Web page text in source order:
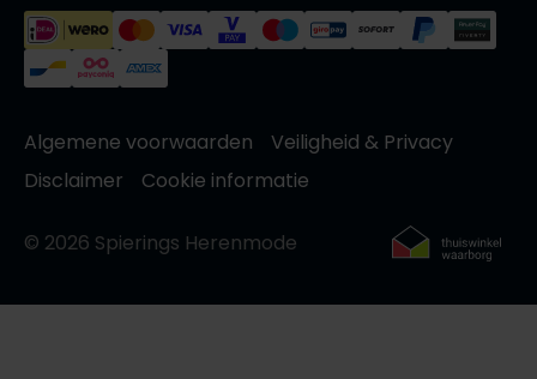
Algemene voorwaarden
Veiligheid & Privacy
Disclaimer
Cookie informatie
© 2026 Spierings Herenmode